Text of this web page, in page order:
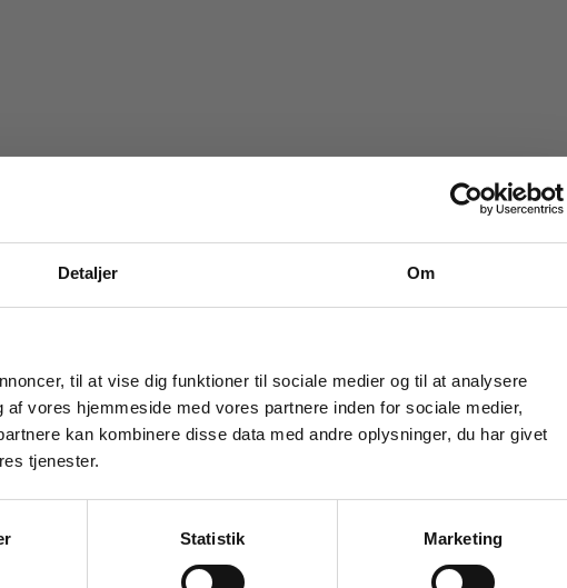
Detaljer Om
til at vise dig funktioner til sociale medier og til at analysere
vores hjemmeside med vores partnere inden for sociale medier,
kan kombinere disse data med andre oplysninger, du har givet
tjenester.
Statistik Marketing
Ræson B1 – Matematik, hhx Databog
og
får
Tilgå dine onlinematerialer